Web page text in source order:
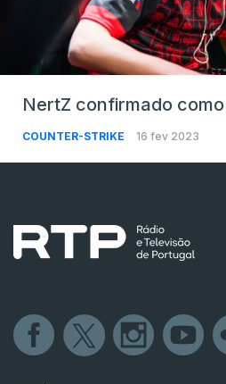
NertZ confirmado
COUNTER-STRIKE 16 fev 2023